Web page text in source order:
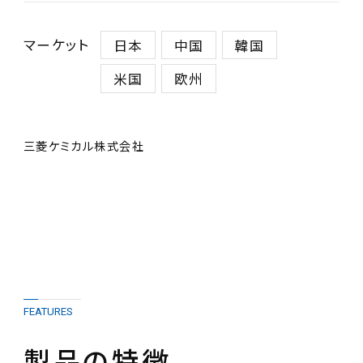
マーケット 日本 中国
韓国
米国
欧州
三菱ケミカル株式会社
FEATURES